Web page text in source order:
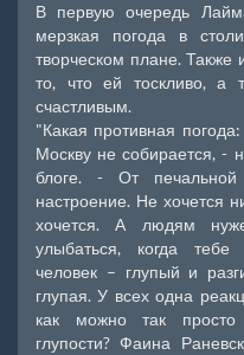
В первую очередь
мерзкая погода в
творческом плане. Также
то, что ей тоскливо, а
счастливым.
"Какая противная
Москву не собирается, -
блоге. - От печальной
настроение. Не хочется
хочется. А людям
улыбаться, когда
человек – глупый и
глупая. У всех одна
как можно так просто
глупости? Фаина